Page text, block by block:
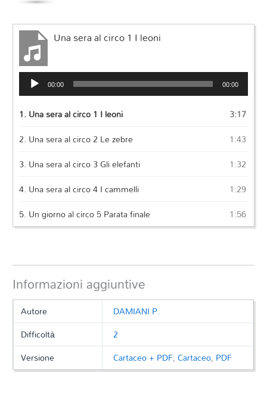
Una sera al circo 1 I leoni
Audio
Player 00:00 00:00
1.Una sera al circo 1 I leoni
3:17
2. Una sera al circo 2 Le zebre
1:43
3. Una sera al circo 3 Gli elefanti
1:32
4. Una sera al circo 4 I cammelli
1:29
5. Un giorno al circo 5 Parata finale 1:56
Informazioni aggiuntive
Autore
DAMIANI P.
Difficoltà
2
Versione
Cartaceo + PDF,Cartaceo, PDF